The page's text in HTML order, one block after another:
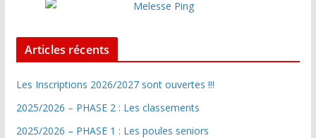
Articles récents
Les Inscriptions 2026/2027 sont ouvertes !!!
2025/2026 – PHASE 2 : Les classements
2025/2026 – PHASE 1 : Les poules seniors